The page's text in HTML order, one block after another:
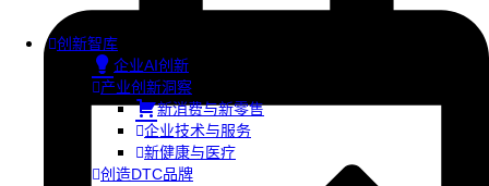
创新智库
企业AI创新
产业创新洞察
新消费与新零售
企业技术与服务
新健康与医疗
创造DTC品牌